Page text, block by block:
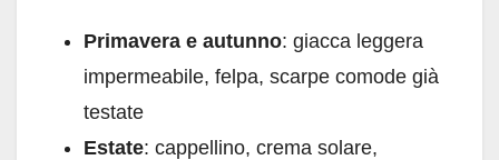
Primavera e autunno: giacca leggera
impermeabile, felpa, scarpe comode già
testate
Estate: cappellino, crema solare,